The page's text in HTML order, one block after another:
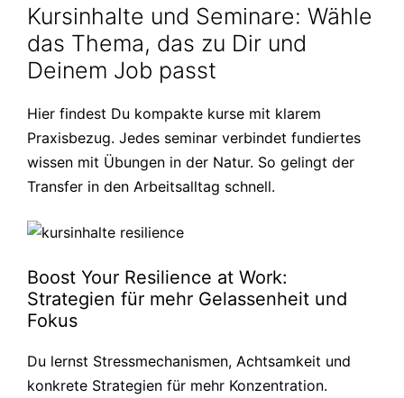
Kursinhalte und Seminare: Wähle
das Thema, das zu Dir und
Deinem Job passt
Hier findest Du kompakte kurse mit klarem
Praxisbezug. Jedes seminar verbindet fundiertes
wissen mit Übungen in der Natur. So gelingt der
Transfer in den Arbeitsalltag schnell.
Boost Your Resilience at Work:
Strategien für mehr Gelassenheit und
Fokus
Du lernst Stressmechanismen, Achtsamkeit und
konkrete Strategien für mehr Konzentration.